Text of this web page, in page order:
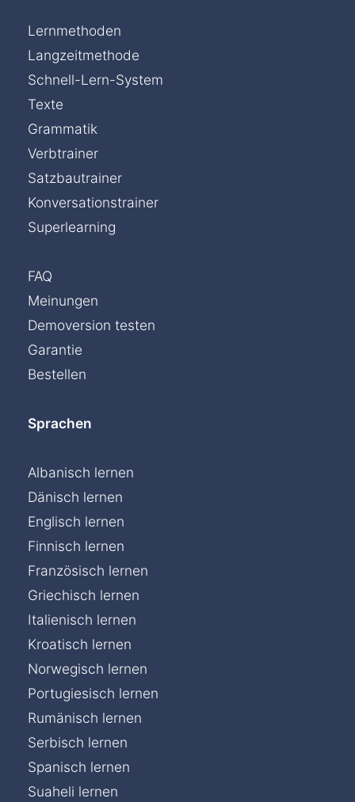
Lernmethoden
Langzeitmethode
Schnell-Lern-System
Texte
Grammatik
Verbtrainer
Satzbautrainer
Konversationstrainer
Superlearning
FAQ
Meinungen
Demoversion testen
Garantie
Bestellen
Sprachen
Albanisch lernen
Dänisch lernen
Englisch lernen
Finnisch lernen
Französisch lernen
Griechisch lernen
Italienisch lernen
Kroatisch lernen
Norwegisch lernen
Portugiesisch lernen
Rumänisch lernen
Serbisch lernen
Spanisch lernen
Suaheli lernen